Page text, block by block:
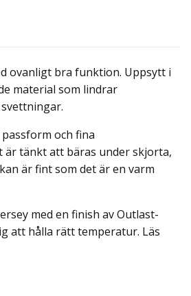
ovanligt bra funktion. Uppsytt i
material som lindrar
och fina
är tänkt att bäras under skjorta,
är fint som det är en varm
med en finish av Outlast-
att hålla rätt temperatur. Läs